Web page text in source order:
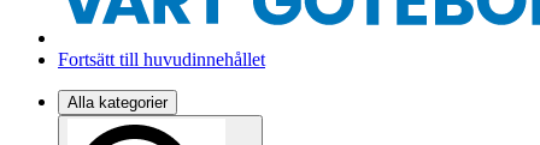
Fortsätt till huvudinnehållet
Alla kategorier